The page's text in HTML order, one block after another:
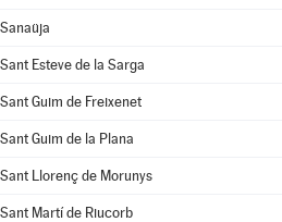
Sanaüja
Sant Esteve de la Sarga
Sant Guim de Freixenet
Sant Guim de la Plana
Sant Llorenç de Morunys
Sant Martí de Riucorb